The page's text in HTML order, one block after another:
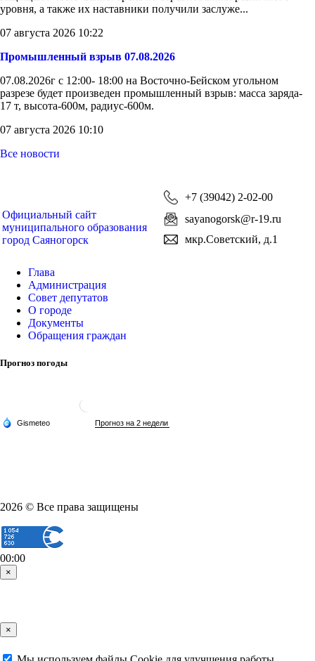
уровня, а также их наставники получили заслуже...
07 августа 2026 10:22
Промышленный взрыв 07.08.2026
07.08.2026г с 12:00- 18:00 на Восточно-Бейском угольном
разрезе будет произведен промышленный взрыв: масса заряда-
17 т, высота-600м, радиус-600м.
07 августа 2026 10:10
Все новости
Официальный сайт
муниципального образования
город Саяногорск
+7 (39042) 2-02-00
sayanogorsk@r-19.ru
мкр.Советский, д.1
Глава
Администрация
Совет депутатов
О городе
Документы
Обращения граждан
Прогноз погоды
2026 © Все права защищены
00:00
×
×